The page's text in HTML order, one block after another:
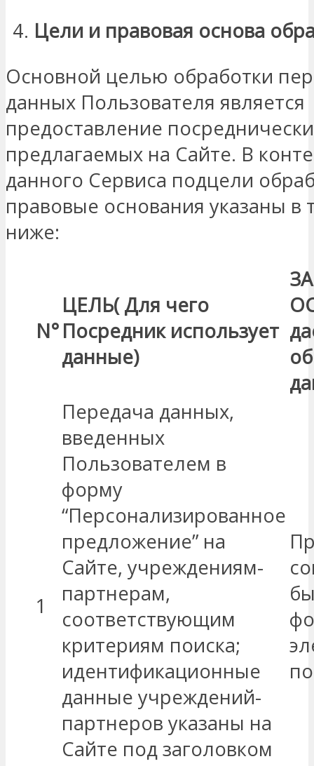
Цели и правовая основа
Основной целью обработки
данных Пользователя является
предоставление
предлагаемых на Сайте. В
данного Сервиса подцели
правовые основания указаны в
ниже:
N°
ЦЕЛЬ(Для чего
Посредник использует
данные)
1
Передача данных,
введенных
Пользователем в
форму
“Персонализированное
предложение” на
Сайте, учреждениям-
партнерам,
соответствующим
критериям поиска;
идентификационные
данные учреждений-
партнеров указаны на
Сайте под заголовком